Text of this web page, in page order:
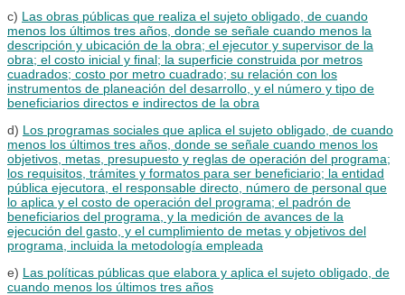
c) Las obras públicas que realiza el sujeto obligado, de cuando
menos los últimos tres años, donde se señale cuando menos la
descripción y ubicación de la obra; el ejecutor y supervisor de la
obra; el costo inicial y final; la superficie construida por metros
cuadrados; costo por metro cuadrado; su relación con los
instrumentos de planeación del desarrollo, y el número y tipo de
beneficiarios directos e indirectos de la obra
d) Los programas sociales que aplica el sujeto obligado, de cuando
menos los últimos tres años, donde se señale cuando menos los
objetivos, metas, presupuesto y reglas de operación del programa;
los requisitos, trámites y formatos para ser beneficiario; la entidad
pública ejecutora, el responsable directo, número de personal que
lo aplica y el costo de operación del programa; el padrón de
beneficiarios del programa, y la medición de avances de la
ejecución del gasto, y el cumplimiento de metas y objetivos del
programa, incluida la metodología empleada
e) Las políticas públicas que elabora y aplica el sujeto obligado, de
cuando menos los últimos tres años